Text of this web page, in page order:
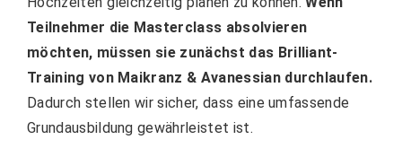
Teilnehmer die Masterclass absolvieren
möchten, müssen sie zunächst das Brilliant-
Training von Maikranz & Avanessian durchlaufen.
Dadurch stellen wir sicher, dass eine umfassende
Grundausbildung gewährleistet ist.